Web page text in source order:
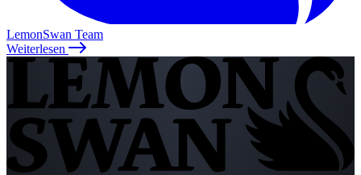
LemonSwan Team
Weiterlesen